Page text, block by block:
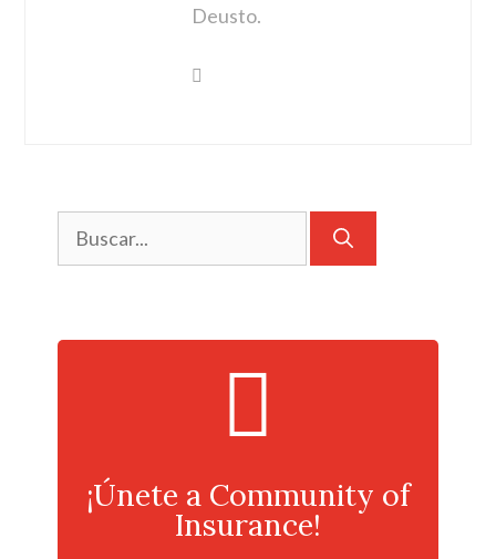
Deusto.
¡Únete a Community of
Insurance!